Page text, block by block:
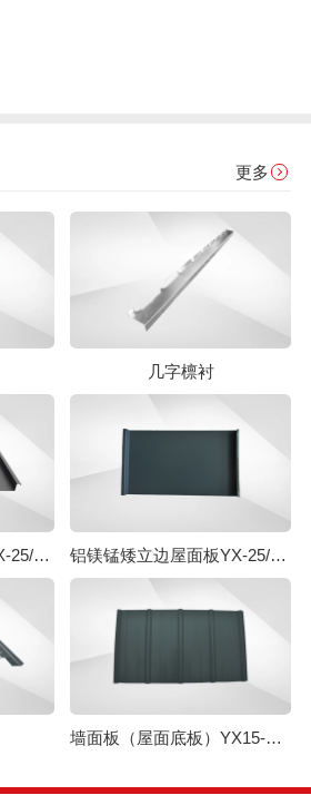
更多
几字檩衬
铝镁锰矮立边屋面板YX-25/430 铝镁锰矮立边屋面板YX-25/330
墙面板（屋面底板）YX15-225-900